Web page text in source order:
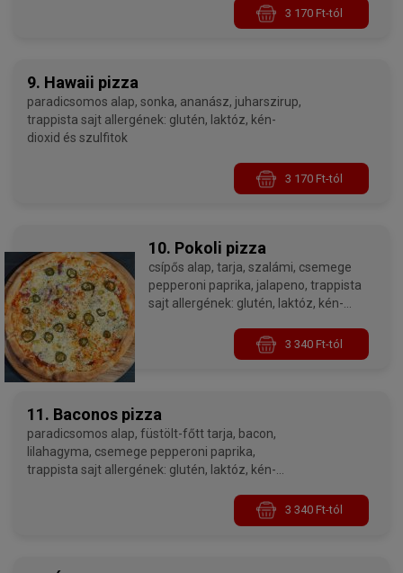
3 170 Ft-tól
9. Hawaii pizza
paradicsomos alap, sonka, ananász, juharszirup,
trappista sajt allergének: glutén, laktóz, kén-
dioxid és szulfitok
3 170 Ft-tól
10. Pokoli pizza
csípős alap, tarja, szalámi, csemege
pepperoni paprika, jalapeno, trappista
sajt allergének: glutén, laktóz, kén-
3 340 Ft-tól
11. Baconos pizza
paradicsomos alap, füstölt-főtt tarja, bacon,
lilahagyma, csemege pepperoni paprika,
trappista sajt allergének: glutén, laktóz, kén-
3 340 Ft-tól